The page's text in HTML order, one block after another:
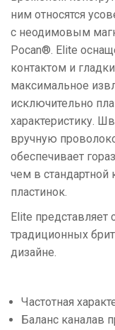
ним относятся
с неодимовым
Pocan®. Elite
контактом и
максимальное
исключительно
характеристику.
вручную
обеспечивает
чем в стандартной
пластинок.
Elite
традиционных
дизайне.
Частотная
Баланс каналав